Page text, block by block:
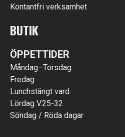
Kontantfri verksamhet
BUTIK
ÖPPETTIDER
Måndag–Torsdag
Fredag
Lunchstängt vard.
Lördag V.25-32
Söndag / Röda dagar